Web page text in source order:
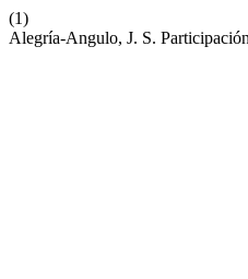
(1)
Alegría-Angulo, J. S.